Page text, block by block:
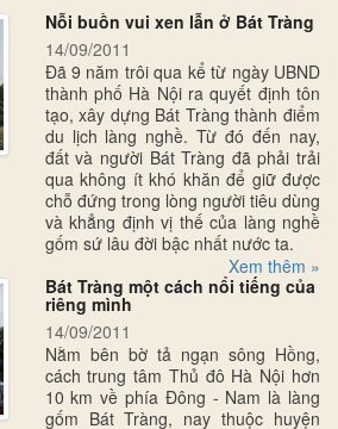
Nỗi buồn vui xen lẫn ở Bát Tràng
14/09/2011
Đã 9 năm trôi qua kể từ ngày UBND
thành phố Hà Nội ra quyết định tôn
tạo, xây dựng Bát Tràng thành điểm
du lịch làng nghề. Từ đó đến nay,
đất và người Bát Tràng đã phải trải
qua không ít khó khăn để giữ được
chỗ đứng trong lòng người tiêu dùng
và khẳng định vị thế của làng nghề
gốm sứ lâu đời bậc nhất nước ta.
Xem thêm »
Bát Tràng một cách nổi tiếng của
riêng mình
14/09/2011
Nằm bên bờ tả ngạn sông Hồng,
cách trung tâm Thủ đô Hà Nội hơn
10 km về phía Đông - Nam là làng
gốm Bát Tràng, nay thuộc huyện